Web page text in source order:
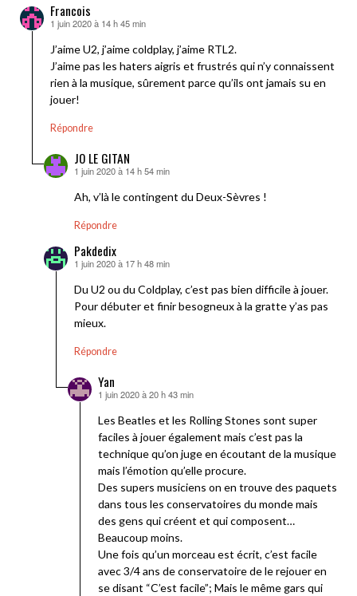
Francois
dit :
1 juin 2020 à 14 h 45 min
J’aime U2, j’aime coldplay, j’aime RTL2.
J’aime pas les haters aigris et frustrés qui n’y connaissent
rien à la musique, sûrement parce qu’ils ont jamais su en
jouer!
Répondre
JO LE GITAN
dit :
1 juin 2020 à 14 h 54 min
Ah, v’là le contingent du Deux-Sèvres !
Répondre
Pakdedix
dit :
1 juin 2020 à 17 h 48 min
Du U2 ou du Coldplay, c’est pas bien difficile à jouer.
Pour débuter et finir besogneux à la gratte y’as pas
mieux.
Répondre
Yan
dit :
1 juin 2020 à 20 h 43 min
Les Beatles et les Rolling Stones sont super
faciles à jouer également mais c’est pas la
technique qu’on juge en écoutant de la musique
mais l’émotion qu’elle procure.
Des supers musiciens on en trouve des paquets
dans tous les conservatoires du monde mais
des gens qui créent et qui composent…
Beaucoup moins.
Une fois qu’un morceau est écrit, c’est facile
avec 3/4 ans de conservatoire de le rejouer en
se disant “C’est facile”; Mais le même gars qui